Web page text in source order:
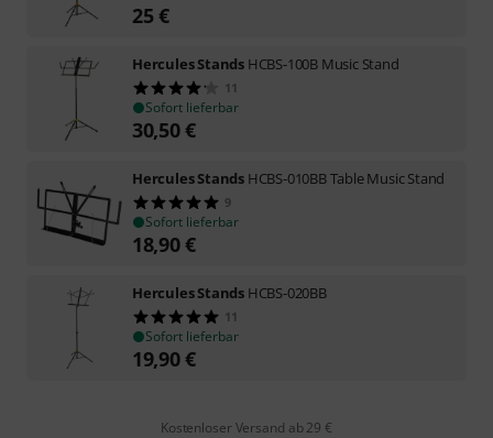
25€
Hercules Stands HCBS-100B Music Stand
11
Sofort lieferbar
30,50€
Hercules Stands HCBS-010BB Table Music Stand
9
Sofort lieferbar
18,90€
Hercules Stands HCBS-020BB
11
Sofort lieferbar
19,90€
Kostenloser Versand ab 29 €